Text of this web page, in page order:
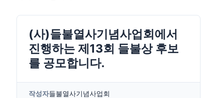
(사)들불열사기념사업회에서
진행하는 제13회 들불상 후보
를 공모합니다.
작성자들불열사기념사업회